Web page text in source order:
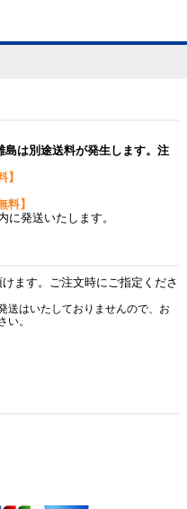
は別途送料が発生します。注
料】
に発送いたします。
ます。ご注文時にご指定くださ
送はいたしておりませんので、お
い。